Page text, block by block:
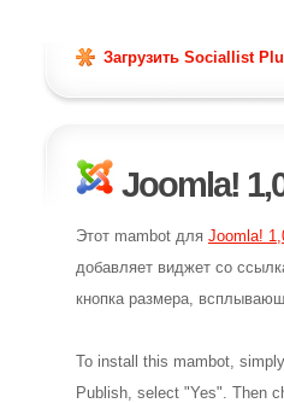
Загрузить Sociallist
Joomla!
Этот mambot для Joomla!
добавляет виджет со
кнопка размера,
To install this mambot, simply
Publish, select "Yes". Then